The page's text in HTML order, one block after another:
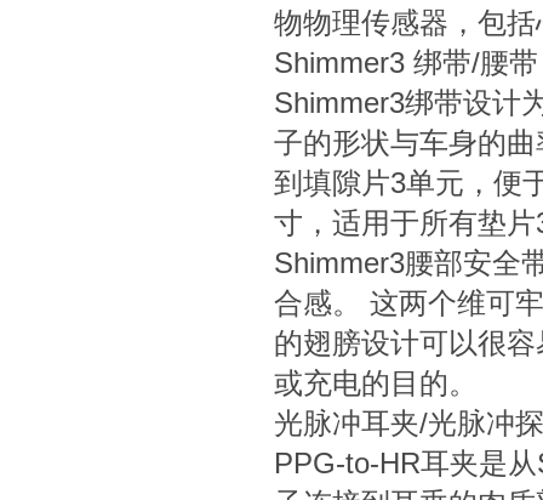
物物理传感器，包
Shimmer3 绑带/腰带
Shimmer3绑带设计
子的形状与车身的
到填隙片3单元，便
寸，适用于所有垫
Shimmer3腰部安全
合感。 这两个维可
的翅膀设计可以很
或充电的目的。
光脉冲耳夹/光脉冲
PPG-to-HR耳夹是